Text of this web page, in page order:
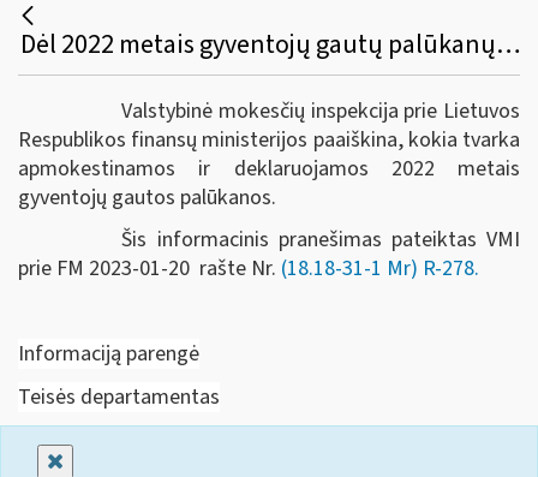
Dėl 2022 metais gyventojų gautų palūkanų apmokestinimo ir deklaravimo
Valstybinė mokesčių inspekcija prie Lietuvos
Respublikos finansų ministerijos paaiškina, kokia tvarka
apmokestinamos ir deklaruojamos 2022 metais
gyventojų gautos palūkanos.
Šis informacinis pranešimas pateiktas VMI
prie FM 2023-01-20 rašte Nr. (18.18-31-1 Mr) R-278.
Informaciją parengė
Teisės departamentas